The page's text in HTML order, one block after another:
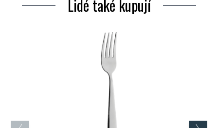
Lidé také kupují